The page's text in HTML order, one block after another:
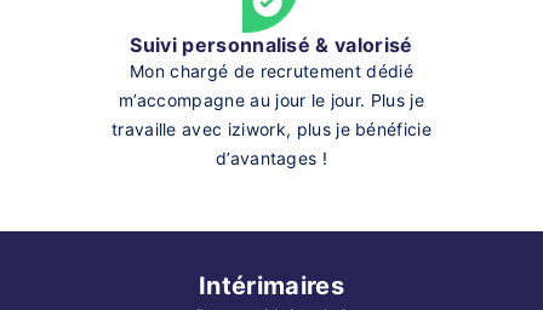
Suivi personnalisé & valorisé
Mon chargé de recrutement dédié
m’accompagne au jour le jour. Plus je
travaille avec iziwork, plus je bénéficie
d’avantages !
Intérimaires